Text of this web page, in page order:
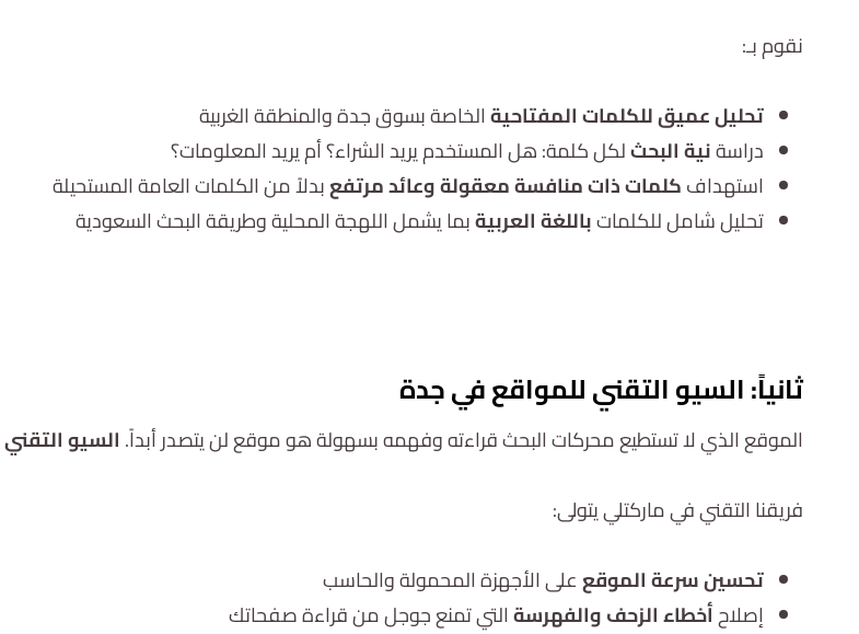
نقوم بـ:
تحليل عميق للكلمات المفتاحيةالخاصة بسوق جدة والمنطقة الغربية
دراسةنية البحثلكل كلمة: هل المستخدم يريد الشراء؟ أم يريد المعلومات؟
استهدافكلمات ذات منافسة معقولة وعائد مرتفعبدلاً من الكلمات العامة المستحيلة
تحليل شامل للكلماتباللغة العربيةبما يشمل اللهجة المحلية وطريقة البحث السعودية
ثانياً: السيو التقني للمواقع في جدة
الموقع الذي لا تستطيع محركات البحث قراءته وفهمه بسهولة هو موقع لن يتصدر أبداً. السيو التقني
فريقنا التقني في ماركتلي يتولى:
تحسين سرعة الموقععلى الأجهزة المحمولة والحاسب
إصلاحأخطاء الزحف والفهرسةالتي تمنع جوجل من قراءة صفحاتك